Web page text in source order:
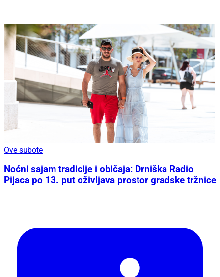
Ove subote
Noćni sajam tradicije i običaja: Drniška Radio
Pijaca po 13. put oživljava prostor gradske tržnice